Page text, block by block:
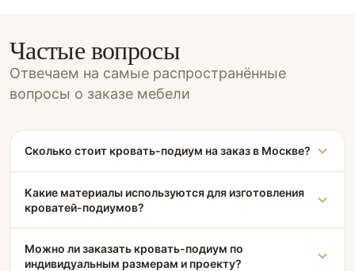
Частые вопросы
Отвечаем на самые распространённые
вопросы о заказе мебели
Сколько стоит кровать-подиум на заказ в Москве?
Какие материалы используются для изготовления
кроватей-подиумов?
Можно ли заказать кровать-подиум по
индивидуальным размерам и проекту?